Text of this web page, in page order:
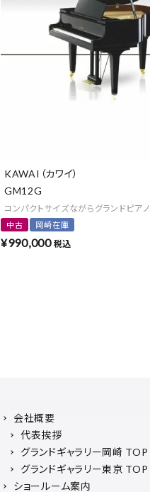
KAWAI（カワイ）
GM12G
コンパクトサイズながらグランドピア
中古 岡崎在庫
¥990,000 税込
会社概要
代表挨拶
グランドギャラリー岡崎 TOP
グランドギャラリー東京 TOP
ショールーム案内